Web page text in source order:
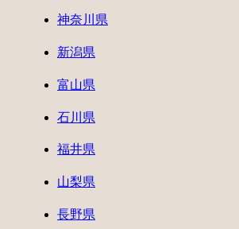
神奈川県
新潟県
富山県
石川県
福井県
山梨県
長野県